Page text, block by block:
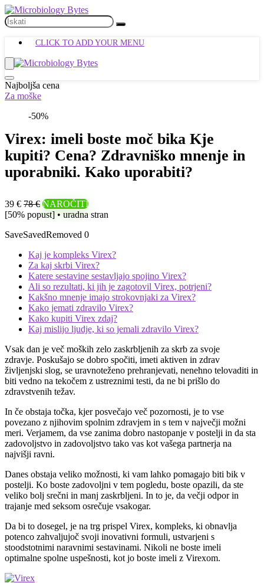
CLICK TO ADD YOUR MENU
Najboljša cena
Za moške
-50%
Virex: imeli boste moč bika Kje
kupiti? Cena? Zdravniško mnenje in
uporabniki. Kako uporabiti?
39 € 78 € NAROČITI
[50% popust] • uradna stran
SaveSavedRemoved 0
Kaj je kompleks Virex?
Za kaj skrbi Virex?
Katere sestavine sestavljajo spojino Virex?
Ali so rezultati, ki jih je zagotovil Virex, potrjeni?
Kakšno mnenje imajo strokovnjaki za Virex?
Kako jemati zdravilo Virex?
Kako kupiti Virex zdaj?
Kaj mislijo ljudje, ki so jemali zdravilo Virex?
Vsak dan je več moških zelo zaskrbljenih za skrb za svoje
zdravje. Poskušajo se dobro spočiti, imeti aktiven in zdrav
življenjski slog, se uravnoteženo prehranjevati, nenehno telovaditi in
biti vedno na tekočem z ustreznimi testi, da ne bi prišlo do
zdravstvenih težav.
In če obstaja točka, kjer posvečajo več pozornosti, je to vse
povezano z njihovim spolnim zdravjem in s tem v največji možni
meri. Verjamem, da vse zanima dobro nastopanje v postelji in da sta
zadovoljstvo in zadovoljstvo tako vas kot vašega partnerja na
najvišji ravni.
Danes obstaja veliko možnosti, ki vam lahko pomagajo biti bik v
postelji. Ko boste zadovoljni v tem pogledu, boste opazili, da ste
veliko bolj srečni in manj zaskrbljeni. In to je, da večji odpor in
trajanje med seksom osrečuje vsakogar.
Da bi to dosegel, je na trg prispel Virex, kompleks, ki obnavlja
potenco zahvaljujoč svoji inovativni formuli, ustvarjeni s
stoodstotnimi naravnimi sestavinami. Nikoli ne boste imeli
optimalne spolne uspešnosti, kot jo boste imeli z Virexom.